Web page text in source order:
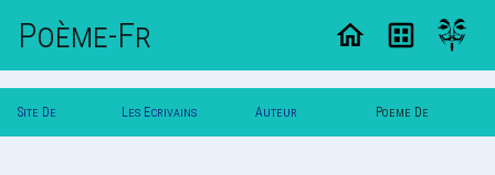
Poème-Fr
Site De Les Ecrivains Auteur Poeme De